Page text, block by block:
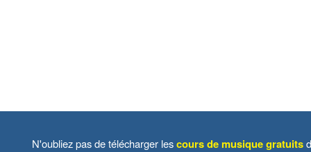
N'oubliez pas de télécharger lescours de musique gratuits